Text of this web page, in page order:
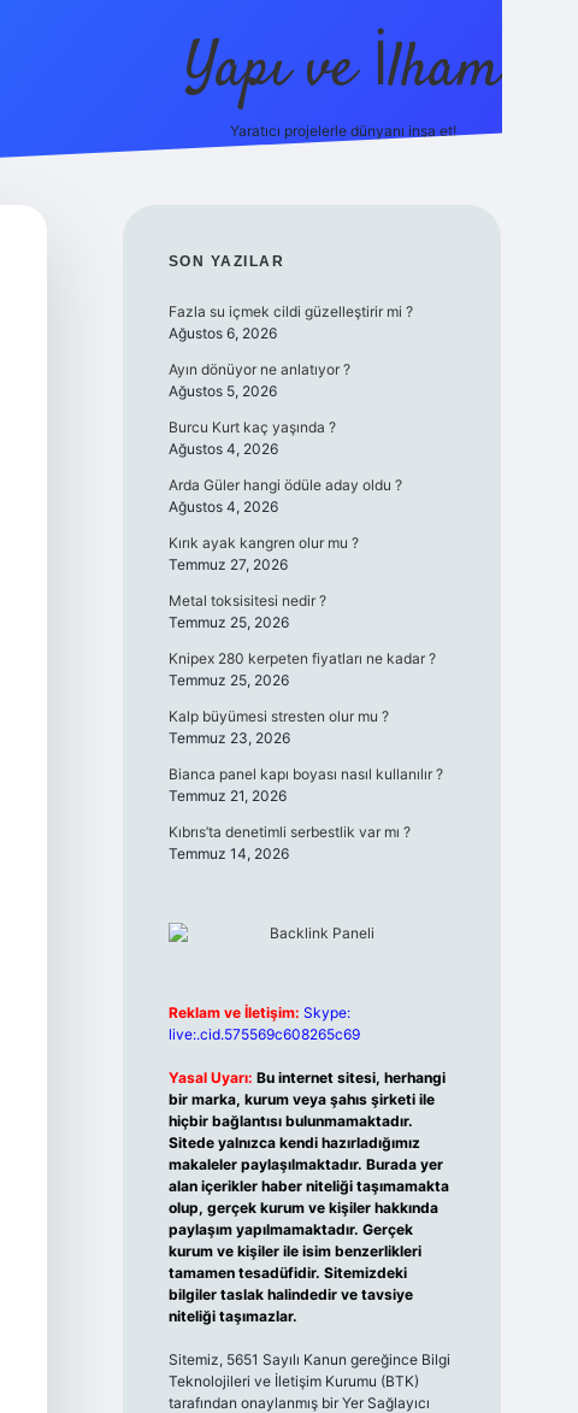
Yapı ve İlham
Yaratıcı projelerle dünyanı inşa et!
SIDEBAR
SON YAZILAR
Fazla su içmek cildi güzelleştirir mi ?
Ağustos 6, 2026
Ayın dönüyor ne anlatıyor ?
Ağustos 5, 2026
Burcu Kurt kaç yaşında ?
Ağustos 4, 2026
Arda Güler hangi ödüle aday oldu ?
Ağustos 4, 2026
Kırık ayak kangren olur mu ?
Temmuz 27, 2026
Metal toksisitesi nedir ?
Temmuz 25, 2026
Knipex 280 kerpeten fiyatları ne kadar ?
Temmuz 25, 2026
Kalp büyümesi stresten olur mu ?
Temmuz 23, 2026
Bianca panel kapı boyası nasıl kullanılır ?
Temmuz 21, 2026
Kıbrıs’ta denetimli serbestlik var mı ?
Temmuz 14, 2026
Reklam ve İletişim: Skype:
live:.cid.575569c608265c69
Yasal Uyarı: Bu internet sitesi, herhangi
bir marka, kurum veya şahıs şirketi ile
hiçbir bağlantısı bulunmamaktadır.
Sitede yalnızca kendi hazırladığımız
makaleler paylaşılmaktadır. Burada yer
alan içerikler haber niteliği taşımamakta
olup, gerçek kurum ve kişiler hakkında
paylaşım yapılmamaktadır. Gerçek
kurum ve kişiler ile isim benzerlikleri
tamamen tesadüfidir. Sitemizdeki
bilgiler taslak halindedir ve tavsiye
niteliği taşımazlar.
Sitemiz, 5651 Sayılı Kanun gereğince Bilgi
Teknolojileri ve İletişim Kurumu (BTK)
tarafından onaylanmış bir Yer Sağlayıcı